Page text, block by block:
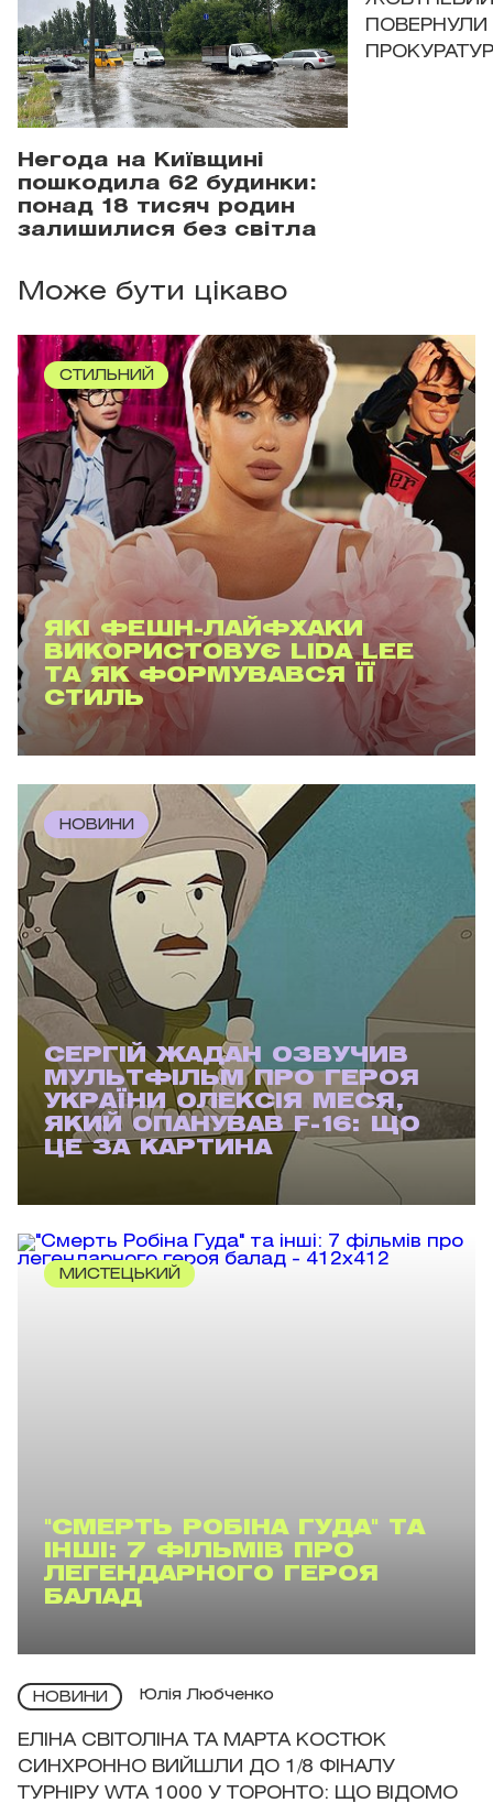
Негода на Київщині
пошкодила 62 будинки:
понад 18 тисяч родин
залишилися без світла
ПОВЕРНУЛИ
Може бути цікаво
СТИЛЬНИЙ
ЯКІ ФЕШН-ЛАЙФХАКИ
ВИКОРИСТОВУЄ LIDA LEE
ТА ЯК ФОРМУВАВСЯ ЇЇ
СТИЛЬ
НОВИНИ
СЕРГІЙ ЖАДАН ОЗВУЧИВ
МУЛЬТФІЛЬМ ПРО ГЕРОЯ
УКРАЇНИ ОЛЕКСІЯ МЕСЯ,
ЯКИЙ ОПАНУВАВ F-16: ЩО
ЦЕ ЗА КАРТИНА
МИСТЕЦЬКИЙ
"СМЕРТЬ РОБІНА ГУДА" ТА
ІНШІ: 7 ФІЛЬМІВ ПРО
ЛЕГЕНДАРНОГО ГЕРОЯ
БАЛАД
НОВИНИ Юлія Любченко
ЕЛІНА СВІТОЛІНА ТА МАРТА КОСТЮК
СИНХРОННО ВИЙШЛИ ДО 1/8 ФІНАЛУ
ТУРНІРУ WTA 1000 У ТОРОНТО: ЩО ВІДОМО